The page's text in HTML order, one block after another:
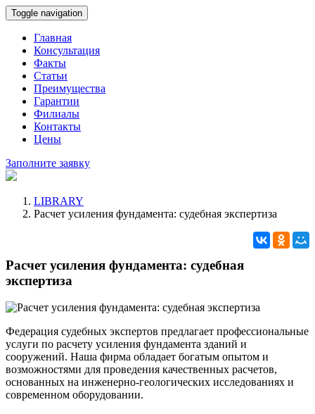
Toggle navigation
Главная
Консультация
Факты
Статьи
Преимущества
Гарантии
Филиалы
Контакты
Цены
Заполните заявку
LIBRARY
Расчет усиления фундамента: судебная экспертиза
Расчет усиления фундамента: судебная
экспертиза
Федерация судебных экспертов предлагает профессиональные
услуги по расчету усиления фундамента зданий и
сооружений. Наша фирма обладает богатым опытом и
возможностями для проведения качественных расчетов,
основанных на инженерно-геологических исследованиях и
современном оборудовании.